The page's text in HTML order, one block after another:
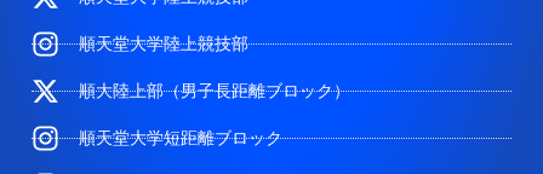
順天堂大学陸上競技部
順大陸上部（男子長距離ブロック）
順天堂大学短距離ブロック